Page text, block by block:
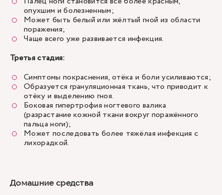
опухшим и болезненным;
Может быть белый или жёлтый гной из области
поражения;
Чаще всего уже развивается инфекция.
Третья стадия:
Симптомы покраснения, отёка и боли усиливаются;
Образуется грануляционная ткань, что приводит к
отёку и выделению гноя.
Боковая гипертрофия ногтевого валика
(разрастание кожной ткани вокруг поражённого
пальца ноги);
Может последовать более тяжёлая инфекция с
лихорадкой.
Домашние средства